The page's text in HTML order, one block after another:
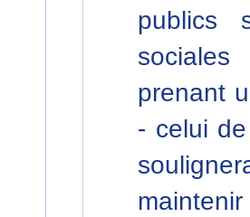
publics
prenant
- celui